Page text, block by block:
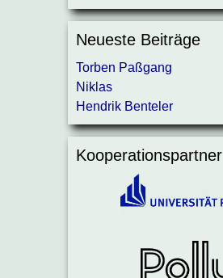
Neueste Beiträge
Torben Paßgang
Niklas
Hendrik Benteler
Kooperationspartner